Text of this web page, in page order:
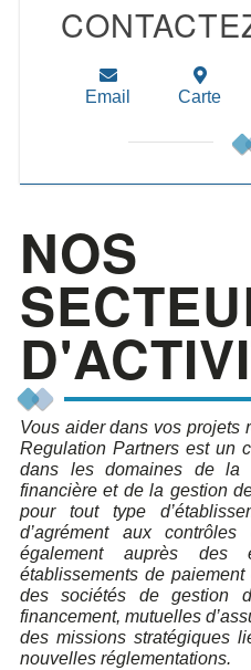
Email Carte
NOS
Vous aider dans vos projets
Regulation Partners est un
dans les domaines de la
financière et de la gestion
pour tout type
d’agrément aux
également auprès des
établissements de
des sociétés de gestion
financement, mutuelles
des missions stratégiques
nouvelles réglementations.